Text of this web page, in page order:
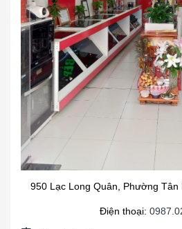
950 Lạc Long Quân, Phường Tân
Điện thoại: